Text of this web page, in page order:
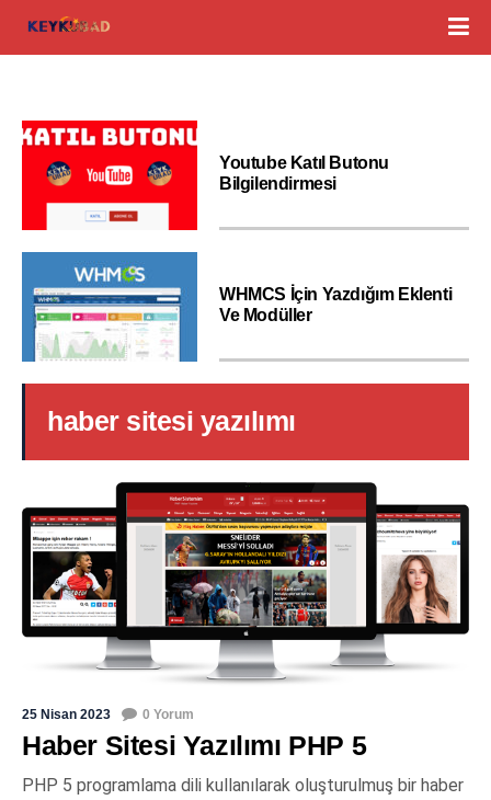
Youtube Katıl Butonu
Bilgilendirmesi
WHMCS İçin Yazdığım Eklenti
Ve Modüller
haber sitesi yazılımı
25 Nisan 2023 0 Yorum
Haber Sitesi Yazılımı PHP 5
PHP 5 programlama dili kullanılarak oluşturulmuş bir haber